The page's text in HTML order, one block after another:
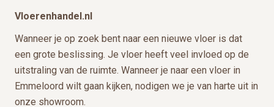
Vloerenhandel.nl
Wanneer je op zoek bent naar een nieuwe vloer is dat
een grote beslissing. Je vloer heeft veel invloed op de
uitstraling van de ruimte. Wanneer je naar een vloer in
Emmeloord wilt gaan kijken, nodigen we je van harte uit in
onze showroom.